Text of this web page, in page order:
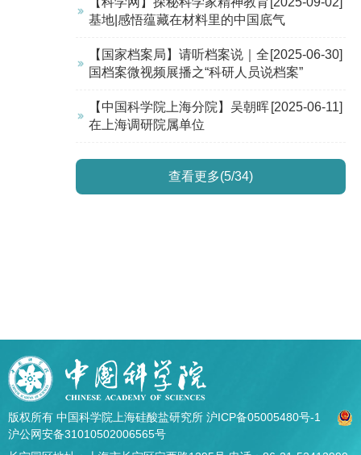
基地|感悟蕴藏在材料里的中国底气
[2025-06-30]
【国家档案局】请听档案说｜全
国档案微视频展播之“科研人员说档案”
[2025-06-11]
【中国科学院上海分院】吴朝晖
在上海调研院属单位
查看更多(5/34)
版权所有 中国科学院上海硅酸盐研究所 沪ICP备05005480号-1
沪公网安备31010502006565号